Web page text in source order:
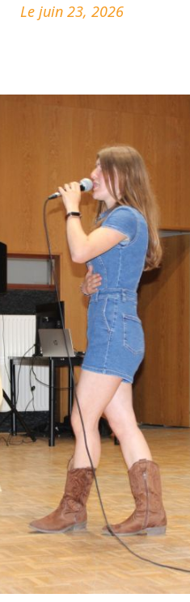
Le juin 23, 2026